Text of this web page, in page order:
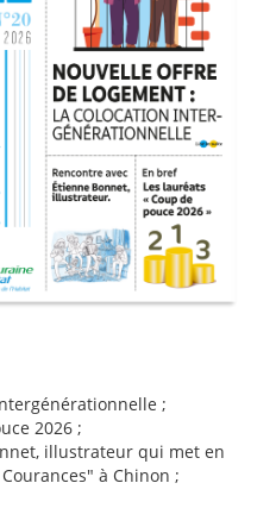
;
2026 ;
illustrateur qui met en
à Chinon ;